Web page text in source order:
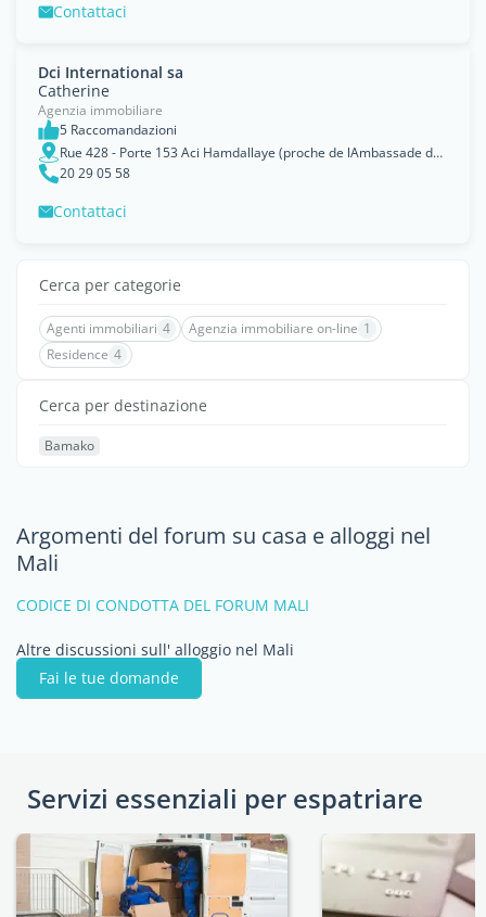
Contattaci
Dci International sa
Catherine
Agenzia immobiliare
5 Raccomandazioni
Rue 428 - Porte 153 Aci Hamdallaye (proche de lAmbassade dAfrique du Sud)
20 29 05 58
Contattaci
Cerca per categorie
Agenti immobiliari 4 Agenzia immobiliare on-line 1
Residence 4
Cerca per destinazione
Bamako
Argomenti del forum su casa e alloggi nel
Mali
CODICE DI CONDOTTA DEL FORUM MALI
Altre discussioni sull' alloggio nel Mali
Fai le tue domande
Servizi essenziali per espatriare